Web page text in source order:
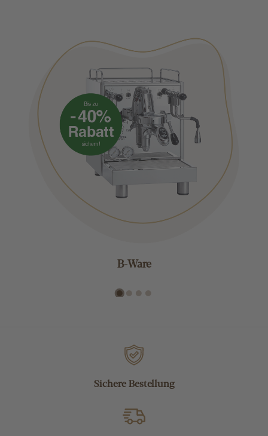
B-Ware
Sichere Bestellung